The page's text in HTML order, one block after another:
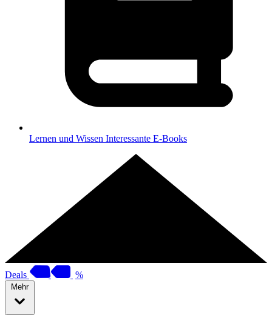
Lernen und Wissen Interessante E-Books
Deals %
Mehr